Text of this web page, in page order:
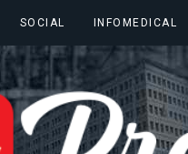
SOCIAL INFOMEDICAL